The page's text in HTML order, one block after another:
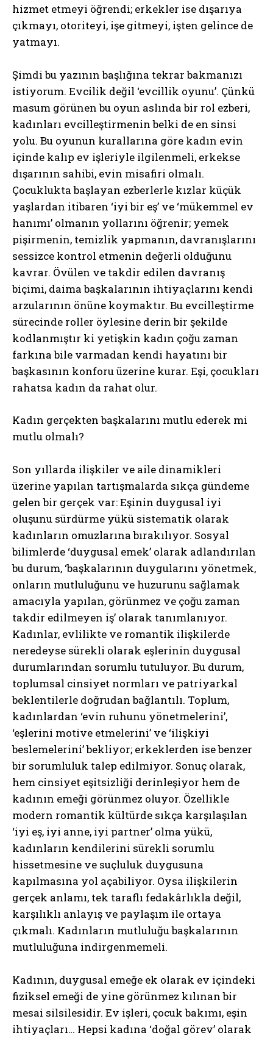
hizmet etmeyi öğrendi; erkekler ise dışarıya
çıkmayı, otoriteyi, işe gitmeyi, işten gelince de
yatmayı.
Şimdi bu yazının başlığına tekrar bakmanızı
istiyorum. Evcilik değil ‘evcillik oyunu’. Çünkü
masum görünen bu oyun aslında bir rol ezberi,
kadınları evcilleştirmenin belki de en sinsi
yolu. Bu oyunun kurallarına göre kadın evin
içinde kalıp ev işleriyle ilgilenmeli, erkekse
dışarının sahibi, evin misafiri olmalı.
Çocuklukta başlayan ezberlerle kızlar küçük
yaşlardan itibaren ‘iyi bir eş’ ve ‘mükemmel ev
hanımı’ olmanın yollarını öğrenir; yemek
pişirmenin, temizlik yapmanın, davranışlarını
sessizce kontrol etmenin değerli olduğunu
kavrar. Övülen ve takdir edilen davranış
biçimi, daima başkalarının ihtiyaçlarını kendi
arzularının önüne koymaktır. Bu evcilleştirme
sürecinde roller öylesine derin bir şekilde
kodlanmıştır ki yetişkin kadın çoğu zaman
farkına bile varmadan kendi hayatını bir
başkasının konforu üzerine kurar. Eşi, çocukları
rahatsa kadın da rahat olur.
Kadın gerçekten başkalarını mutlu ederek mi
mutlu olmalı?
Son yıllarda ilişkiler ve aile dinamikleri
üzerine yapılan tartışmalarda sıkça gündeme
gelen bir gerçek var: Eşinin duygusal iyi
oluşunu sürdürme yükü sistematik olarak
kadınların omuzlarına bırakılıyor. Sosyal
bilimlerde ‘duygusal emek’ olarak adlandırılan
bu durum, ‘başkalarının duygularını yönetmek,
onların mutluluğunu ve huzurunu sağlamak
amacıyla yapılan, görünmez ve çoğu zaman
takdir edilmeyen iş’ olarak tanımlanıyor.
Kadınlar, evlilikte ve romantik ilişkilerde
neredeyse sürekli olarak eşlerinin duygusal
durumlarından sorumlu tutuluyor. Bu durum,
toplumsal cinsiyet normları ve patriyarkal
beklentilerle doğrudan bağlantılı. Toplum,
kadınlardan ‘evin ruhunu yönetmelerini’,
‘eşlerini motive etmelerini’ ve ‘ilişkiyi
beslemelerini’ bekliyor; erkeklerden ise benzer
bir sorumluluk talep edilmiyor. Sonuç olarak,
hem cinsiyet eşitsizliği derinleşiyor hem de
kadının emeği görünmez oluyor. Özellikle
modern romantik kültürde sıkça karşılaşılan
‘iyi eş, iyi anne, iyi partner’ olma yükü,
kadınların kendilerini sürekli sorumlu
hissetmesine ve suçluluk duygusuna
kapılmasına yol açabiliyor. Oysa ilişkilerin
gerçek anlamı, tek taraflı fedakârlıkla değil,
karşılıklı anlayış ve paylaşım ile ortaya
çıkmalı. Kadınların mutluluğu başkalarının
mutluluğuna indirgenmemeli.
Kadının, duygusal emeğe ek olarak ev içindeki
fiziksel emeği de yine görünmez kılınan bir
mesai silsilesidir. Ev işleri, çocuk bakımı, eşin
ihtiyaçları… Hepsi kadına ‘doğal görev’ olarak